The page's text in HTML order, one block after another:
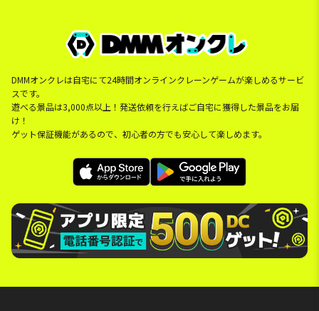
DMMオンクレは自宅にて24時間オンラインクレーンゲームが楽しめるサービ
スです。
遊べる景品は3,000点以上！発送依頼を行えばご自宅に獲得した景品をお届
け！
ゲット保証機能があるので、初心者の方でも安心して楽しめます。